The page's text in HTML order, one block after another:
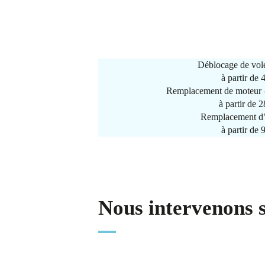
Déblocage de
à partir de
Remplacement de moteur
à partir de
Remplacement
à partir de
Nous intervenons